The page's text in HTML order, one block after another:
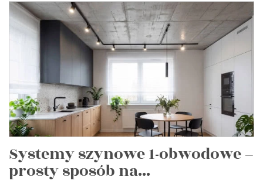
Systemy szynowe 1-obwodowe –
prosty sposób na...